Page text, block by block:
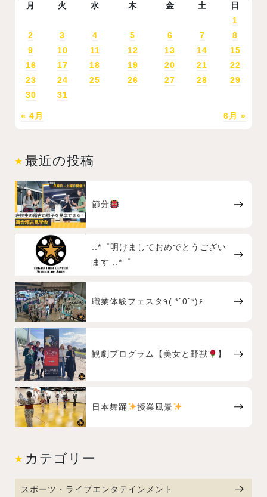
月
火 水 木 金 土 日
« 4月 6月 »
1
2
3 4 5 6 7
8
9
10 11 12 13 14
15
16
17 18 19 20 21
22
23
24 25 26 27 28
29
30
31
最近の投稿
節分
.:*゜明けましておめでとうござい
ます .:*゜
職業体験フェスタ٩( *˙0˙*)۶
観劇プログラム【美女と野獣 】
日本舞踊 授業風景
カテゴリー
スポーツ・ライブエンタテインメント